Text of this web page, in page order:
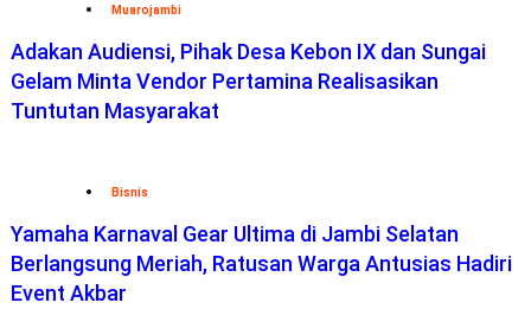
Muarojambi
Adakan Audiensi, Pihak Desa Kebon IX dan Sungai
Gelam Minta Vendor Pertamina Realisasikan
Tuntutan Masyarakat
Bisnis
Yamaha Karnaval Gear Ultima di Jambi Selatan
Berlangsung Meriah, Ratusan Warga Antusias Hadiri
Event Akbar